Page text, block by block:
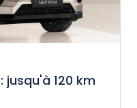
jusqu'à 120 km